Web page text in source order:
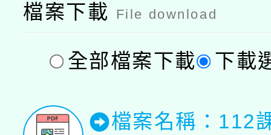
檔案下載 File download
全部檔案下載 下載
檔案名稱：112